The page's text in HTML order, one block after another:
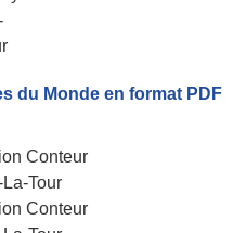
du Monde en format PDF